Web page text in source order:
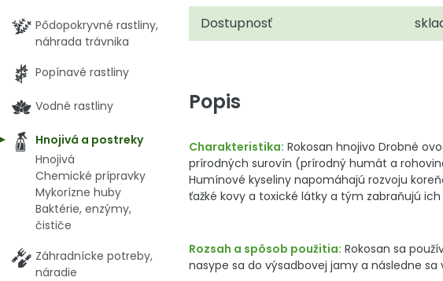
Dostupnosť
Popis
Charakteristika: Rokosan hnojivo Drobné
prírodných surovín (prírodný humát a
Humínové kyseliny napomáhajú rozvoju
ťažké kovy a toxické látky a tým zabraňujú
Rozsah a spôsob použitia: Rokosan sa
nasype sa do výsadbovej jamy a následne
Pôdopokryvné rastliny,
náhrada trávnika
Popínavé rastliny
Vodné rastliny
Hnojivá a postreky
Hnojivá
Chemické prípravky
Mykorízne huby
Baktérie, enzýmy,
čističe
Záhradnícke potreby,
náradie